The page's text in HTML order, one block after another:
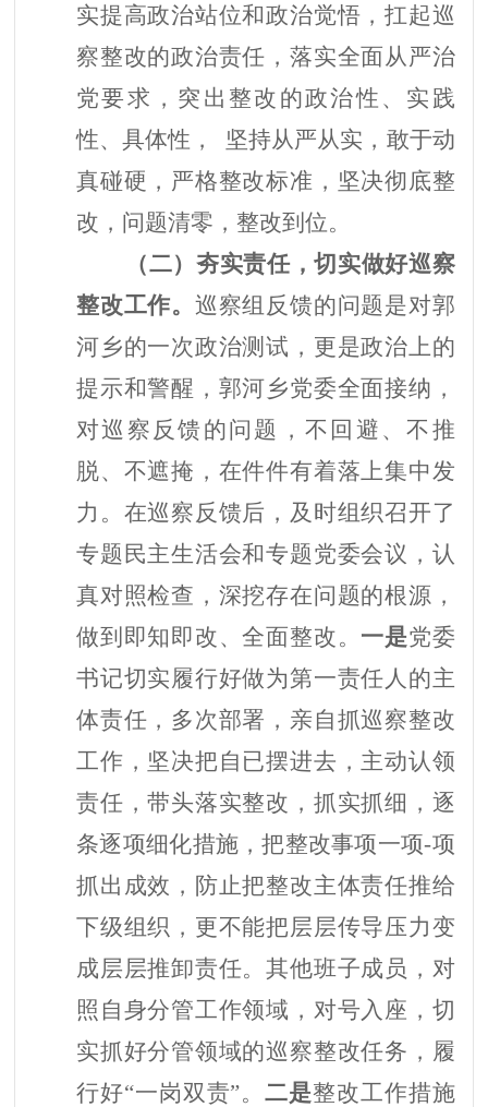
实提高政治站位和政治觉悟，扛起巡
察整改的政治责任，落实全面从严治
党要求，突出整改的政治性、实践
性、具体性， 坚持从严从实，敢于动
真碰硬，严格整改标准，坚决彻底整
改，问题清零，整改到位。
（二）夯实责任，切实做好巡察
整改工作。 巡察组反馈的问题是对郭
河乡的一次政治测试，更是政治上的
提示和警醒，郭河乡党委全面接纳，
对巡察反馈的问题，不回避、不推
脱、不遮掩，在件件有着落上集中发
力。在巡察反馈后，及时组织召开了
专题民主生活会和专题党委会议，认
真对照检查，深挖存在问题的根源，
做到即知即改、全面整改。 一是党委
书记切实履行好做为第一责任人的主
体责任，多次部署，亲自抓巡察整改
工作，坚决把自已摆进去，主动认领
责任，带头落实整改，抓实抓细，逐
条逐项细化措施，把整改事项一项-项
抓出成效，防止把整改主体责任推给
下级组织，更不能把层层传导压力变
成层层推卸责任。其他班子成员，对
照自身分管工作领域，对号入座，切
实抓好分管领域的巡察整改任务，履
行好“一岗双责”。二是整改工作措施